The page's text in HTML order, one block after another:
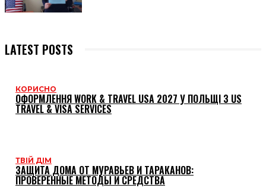
LATEST POSTS
КОРИСНО
ОФОРМЛЕННЯ WORK & TRAVEL USA 2027 У ПОЛЬЩІ З US
TRAVEL & VISA SERVICES
ТВІЙ ДІМ
ЗАЩИТА ДОМА ОТ МУРАВЬЕВ И ТАРАКАНОВ:
ПРОВЕРЕННЫЕ МЕТОДЫ И СРЕДСТВА